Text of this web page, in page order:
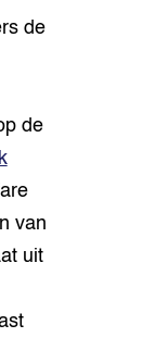
de
de
van
uit